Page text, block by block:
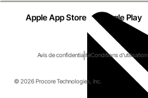
Apple App Store Google Play
Avis de confidentialitéConditions d'utilisation
© 2026 Procore Technologies, Inc.